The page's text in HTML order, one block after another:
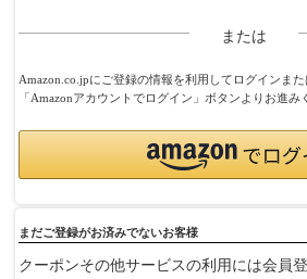
または
Amazon.co.jpにご登録の情報を利用してログインまた
「Amazonアカウントでログイン」ボタンよりお進み
まだご登録がお済みでないお客様
クーポンその他サービスの利用には会員